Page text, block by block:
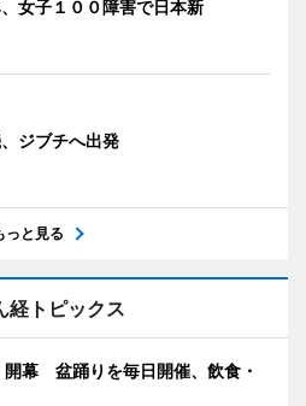
女子１００障害で日本新
ジブチへ出発
っと見る
経トピックス
幕 盆踊りを毎日開催、飲食・